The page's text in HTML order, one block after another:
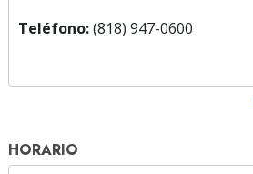
Teléfono:(818) 947-0600
HORARIO